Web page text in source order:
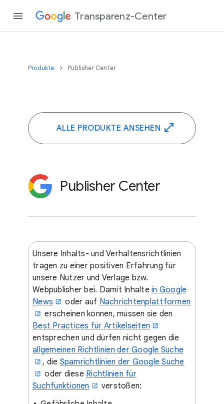
Transparenz-Center
Produkte Publisher Center
ALLE PRODUKTE ANSEHEN
Publisher Center